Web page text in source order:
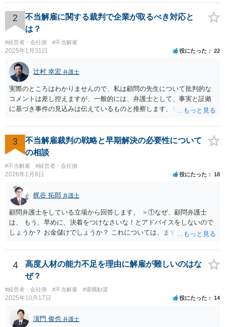
れます。 日本の労働法上、解雇は非常にハードルが高いです。 解雇が
有効か無効かという点は能力不足の程度にもよりますが、顧問弁護士
の先生は具体的な事情を検討した上で能力不足の程度が解雇を有効と
するほどではないと判断されたのだと思います。 例えば、無断欠勤を
連続する、会社のお金を横領する等の場合には一発で解雇した場合で
も有効と判断されるケースも多いですが、たしかに能力不足のみの場
合はかなり解雇のハードルが高いと言わざるを得ません。 なお、懲戒
解雇の場合には、戒告、譴責、減給、出勤停止等解雇よりも軽い処分
を行い、改善を促したもののそれでも改善されない場合には解雇に踏
み切る等段階的に手順をい踏んだ場合は解雇が有効と判断される可能
性が高まります。 高度人材の中途社員だから直ちに解雇しやすいとい
うわけではありませんが、高度人材の中途社員の場合は雇用契約上、
相応に高い能力を求められているため能力不足か否かの判断が給与の
低い新卒の社員と比較すると厳格に判断される結果、解雇の有効性の
判断が比較的甘くなるという可能性はあると考えます。 もっとも、高
度人材の中途社員の場合でもやはり解雇のハードルは相応に高いもの
となります。 今回のようなリスクを避ける観点からは、会社側として
無期雇用契約ではなく有期雇用契約で募集する、試用期間付を設け
る、業務委託契約を検討するという方法もあり得るかと存じます。
（※業務委託契約を検討される場合は、運用面によっては実質的に雇
用契約関係であると判断されるリスクもありますので顧問弁護士の先
生にもご相談の上慎重にご判断ください。）
2
不当解雇に関する裁判で企業が取るべき対応と
は？
#経営者・会社側 #不当解雇
2025年1月31日 役にたった 22
辻村 幸宏 弁護士
実際のところはわかりませんので、私は顧問の先生について批判的な
コメントは差し控えますが、一般的には、弁護士として、事実と証拠
に基づき事件の見込みは伝えているものと推察します。仮に弁護士の
れを経営者自身が問題と感じていないのであれば、また、こちらにお
書きのような経営者のマインドからすれば、弁護士のせいではなく、
根本的には弁護士選び含めて経営者の判断であり、責任ではないかと
思います。実際、事件の見込みが芳しくないことやリスクをいくらお
伝えしても考えを変えていただけない経営者や依頼者はいますし、代
理人として説明説得を尽くしてもあくまで決めるのは依頼者ですか
ら、事件がうまくいかないことの責任は弁護士にあるわけではない、
ということも多いと思います。そのような場合、仕事をしていて心地
の良いものではないので自ら辞任を検討することもありますが、最終
的にはお分かりいただけるだろうと考えて続けることもあります。 ご
相談者さんが、今の弁護士さんの対応や方針に疑問を持ち、それによ
り経営者の考えが歪められ、このままでは会社がたち行かなくなると
懸念するのであれば、ご相談者さんが経営者に対してその旨を伝え、
考えを改められるよう進言なさってはいかがでしょうか。
3
不当解雇裁判の戦略と早期解決の必要性について
の相談
#不当解雇 #経営者・会社側
2026年1月8日 役にたった 18
梶谷 拓郎 弁護士
顧問弁護士をしている立場から回答します。 ＞①なぜ、顧問弁護士
は、 もう、早めに、決着をつけなさいな！とアドバイスをしないので
しょうか？ お金儲けでしょうか？ これについては、まず基本的に顧問
件を受任して遂行します。 そしてあなたの言う「早めに、決着をつけ
なさいな！」が意味するところは、「敗訴的和解」ということです
が、それには弁護士報酬はつきませんので、弁護士は確かに儲かりま
せん。 しかし、逆に負け筋の事件をズルズルすることは、着手金を増
額してもらえるわけでもない他方で、弁護士報酬も期待できないた
め、むしろ他の事件処理ができないという意味で弁護士にも損害が増
すことはあっても、基本的に儲かることにはなりません。 控訴審で着
手金をもらうということはありますが、1回限りの関係ではなく顧問の
4
高度人材の能力不足を理由に解雇が難しいのはな
ぜ？
#経営者・会社側 #不当解雇 #退職勧奨
2025年10月17日 役にたった 14
濵門 俊也 弁護士